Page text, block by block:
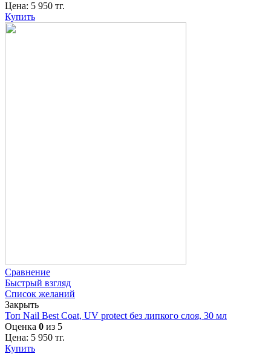
Цена: 5 950 тг.
Купить
Сравнение
Быстрый взгляд
Список желаний
Закрыть
Топ Nail Best Coat, UV protect без липкого слоя, 30 мл
Оценка 0 из 5
Цена: 5 950 тг.
Купить